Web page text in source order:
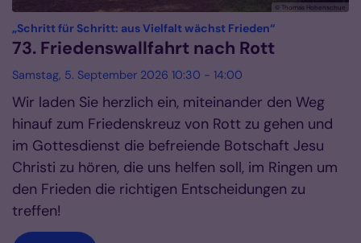
© Thomas Hohenschue
„Schritt für Schritt: aus Vielfalt wächst Frieden“:
73. Friedenswallfahrt nach Rott
Samstag, 5. September 2026 10:30 - 14:00
Wir laden Sie herzlich ein, miteinander den Weg
hinauf zum Friedenskreuz von Rott zu gehen und
im Gottesdienst die befreiende Botschaft Jesu
Christi zu hören, die uns helfen soll, im Ringen um
den Frieden die richtigen Entscheidungen zu
treffen!